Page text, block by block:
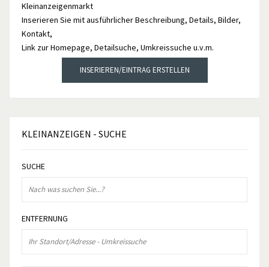
Kleinanzeigenmarkt
Inserieren Sie mit ausführlicher Beschreibung, Details, Bilder,
Kontakt,
Link zur Homepage, Detailsuche, Umkreissuche u.v.m.
INSERIEREN/EINTRAG ERSTELLEN
KLEINANZEIGEN - SUCHE
SUCHE
ENTFERNUNG